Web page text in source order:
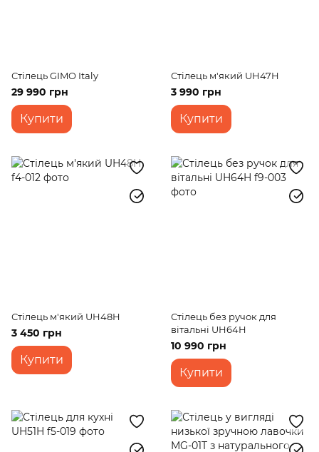
Стілець GIMO Italy
29 990 грн
Купити
Стілець м'який UH47H
3 990 грн
Купити
Стілець м'який UH48H
3 450 грн
Купити
Стілець без ручок для
вітальні UH64H
10 990 грн
Купити